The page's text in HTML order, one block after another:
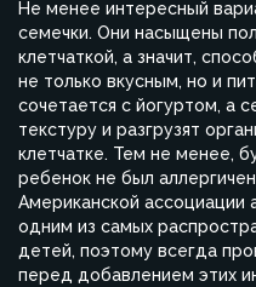
Не менее интересный
семечки. Они насыщены
клетчаткой, а значит,
не только вкусным, но и
сочетается с йогуртом, а
текстуру и разгрузят
клетчатке. Тем не менее,
ребенок не был
Американской ассоциации
одним из самых
детей, поэтому всегда
перед добавлением этих